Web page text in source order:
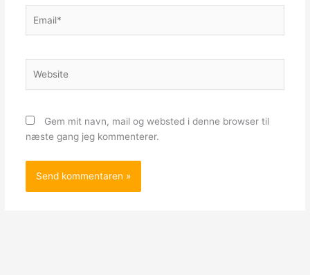
Gem mit navn, mail og websted i denne browser til
næste gang jeg kommenterer.